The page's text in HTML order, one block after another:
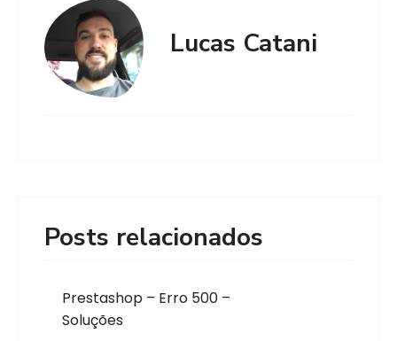
Lucas Catani
Posts relacionados
Prestashop – Erro 500 –
Soluções